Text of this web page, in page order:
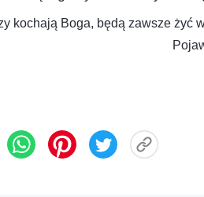
kochają Boga, będą zawsze żyć